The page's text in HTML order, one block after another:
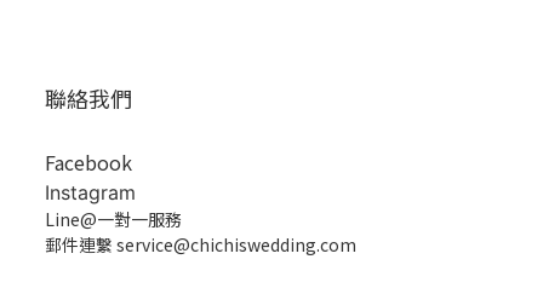
聯絡我們
Facebook
Instagram
Line@一對一服務
郵件連繫 service@chichiswedding.com